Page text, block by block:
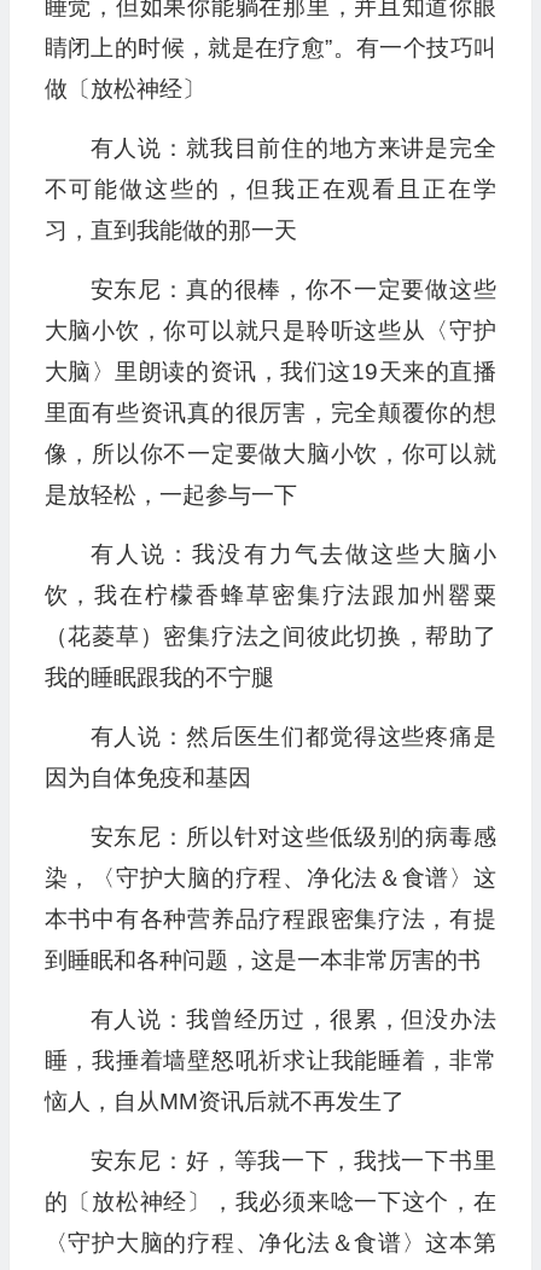
睡觉，但如果你能躺在那里，并且知道你眼
睛闭上的时候，就是在疗愈”。有一个技巧叫
做〔放松神经〕
有人说：就我目前住的地方来讲是完全
不可能做这些的，但我正在观看且正在学
习，直到我能做的那一天
安东尼：真的很棒，你不一定要做这些
大脑小饮，你可以就只是聆听这些从〈守护
大脑〉里朗读的资讯，我们这19天来的直播
里面有些资讯真的很厉害，完全颠覆你的想
像，所以你不一定要做大脑小饮，你可以就
是放轻松，一起参与一下
有人说：我没有力气去做这些大脑小
饮，我在柠檬香蜂草密集疗法跟加州罂粟
（花菱草）密集疗法之间彼此切换，帮助了
我的睡眠跟我的不宁腿
有人说：然后医生们都觉得这些疼痛是
因为自体免疫和基因
安东尼：所以针对这些低级别的病毒感
染，〈守护大脑的疗程、净化法＆食谱〉这
本书中有各种营养品疗程跟密集疗法，有提
到睡眠和各种问题，这是一本非常厉害的书
有人说：我曾经历过，很累，但没办法
睡，我捶着墙壁怒吼祈求让我能睡着，非常
恼人，自从MM资讯后就不再发生了
安东尼：好，等我一下，我找一下书里
的〔放松神经〕，我必须来唸一下这个，在
〈守护大脑的疗程、净化法＆食谱〉这本第